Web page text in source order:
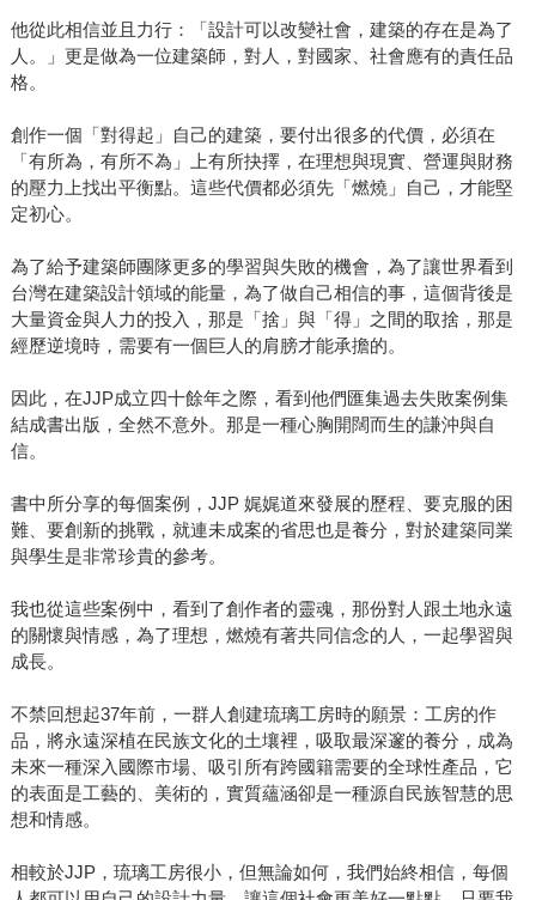
他從此相信並且力行：「設計可以改變社會，建築的存在是為了
人。」更是做為一位建築師，對人，對國家、社會應有的責任品
格。
創作一個「對得起」自己的建築，要付出很多的代價，必須在
「有所為，有所不為」上有所抉擇，在理想與現實、營運與財務
的壓力上找出平衡點。這些代價都必須先「燃燒」自己，才能堅
定初心。
為了給予建築師團隊更多的學習與失敗的機會，為了讓世界看到
台灣在建築設計領域的能量，為了做自己相信的事，這個背後是
大量資金與人力的投入，那是「捨」與「得」之間的取捨，那是
經歷逆境時，需要有一個巨人的肩膀才能承擔的。
因此，在JJP成立四十餘年之際，看到他們匯集過去失敗案例集
結成書出版，全然不意外。那是一種心胸開闊而生的謙沖與自
信。
書中所分享的每個案例，JJP 娓娓道來發展的歷程、要克服的困
難、要創新的挑戰，就連未成案的省思也是養分，對於建築同業
與學生是非常珍貴的參考。
我也從這些案例中，看到了創作者的靈魂，那份對人跟土地永遠
的關懷與情感，為了理想，燃燒有著共同信念的人，一起學習與
成長。
不禁回想起37年前，一群人創建琉璃工房時的願景：工房的作
品，將永遠深植在民族文化的土壤裡，吸取最深邃的養分，成為
未來一種深入國際市場、吸引所有跨國籍需要的全球性產品，它
的表面是工藝的、美術的，實質蘊涵卻是一種源自民族智慧的思
想和情感。
相較於JJP，琉璃工房很小，但無論如何，我們始終相信，每個